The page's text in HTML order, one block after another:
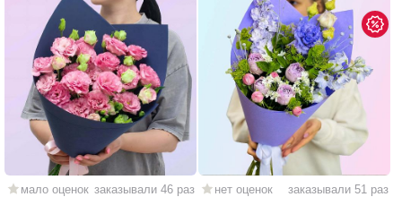
мало оценок заказывали 46 раз нет оценок заказывали 51 раз